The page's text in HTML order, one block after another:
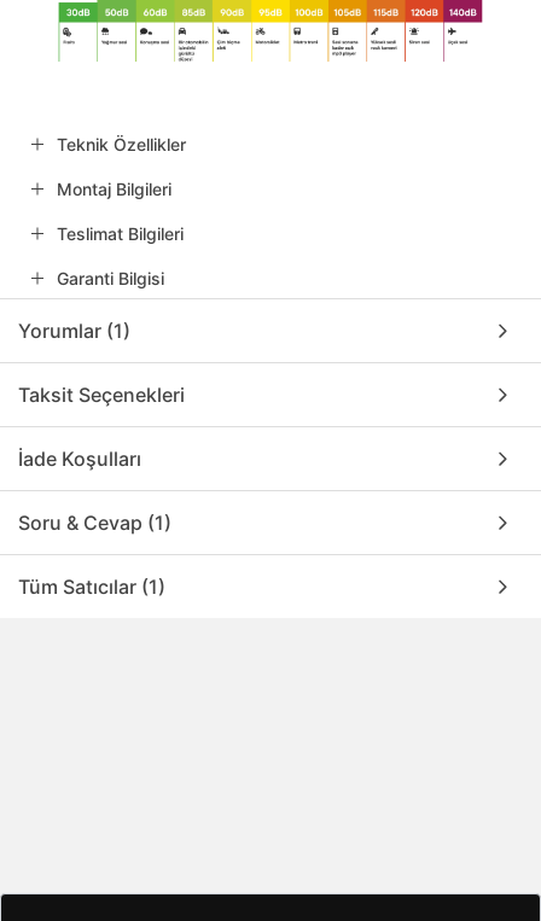
Teknik Özellikler
Montaj Bilgileri
Teslimat Bilgileri
Garanti Bilgisi
Yorumlar (1)
Taksit Seçenekleri
İade Koşulları
Soru & Cevap (1)
Tüm Satıcılar (1)